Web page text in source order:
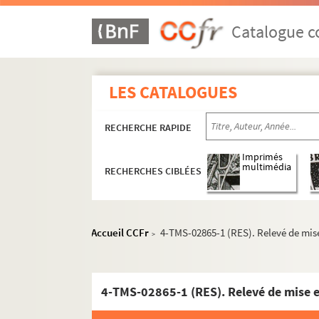
Catalogue
LES CATALOGUES
RECHERCHE RAPIDE
RECHERCHES CIBLÉES
Imprimés
multimédia
Accueil CCFr > 4-TMS-02865-1 (RES). Relevé de
4-TMS-02865-1 (RES). Relevé de mise
Alexandre Bisson, Antony Mars. Les
André Sylvane, Jean Gascogne. Le sursis :
Eugène Brieux. Suzette : pièce en 3 actes.
Roger Martin du Gard. Un taciturne : pièce
Georges Feydeau. Tailleur pour dames :
André Mouezy-Eon, Alfred Vercourt et
Slawomir Mrozek. Tango : pièce en 3 actes,
Lardenois. La Tante Bazu : comédie-
Charles Nuitter, Joseph Derley. Une tasse de
André Mouëzy-Eon, Henri Bataille. T'auras